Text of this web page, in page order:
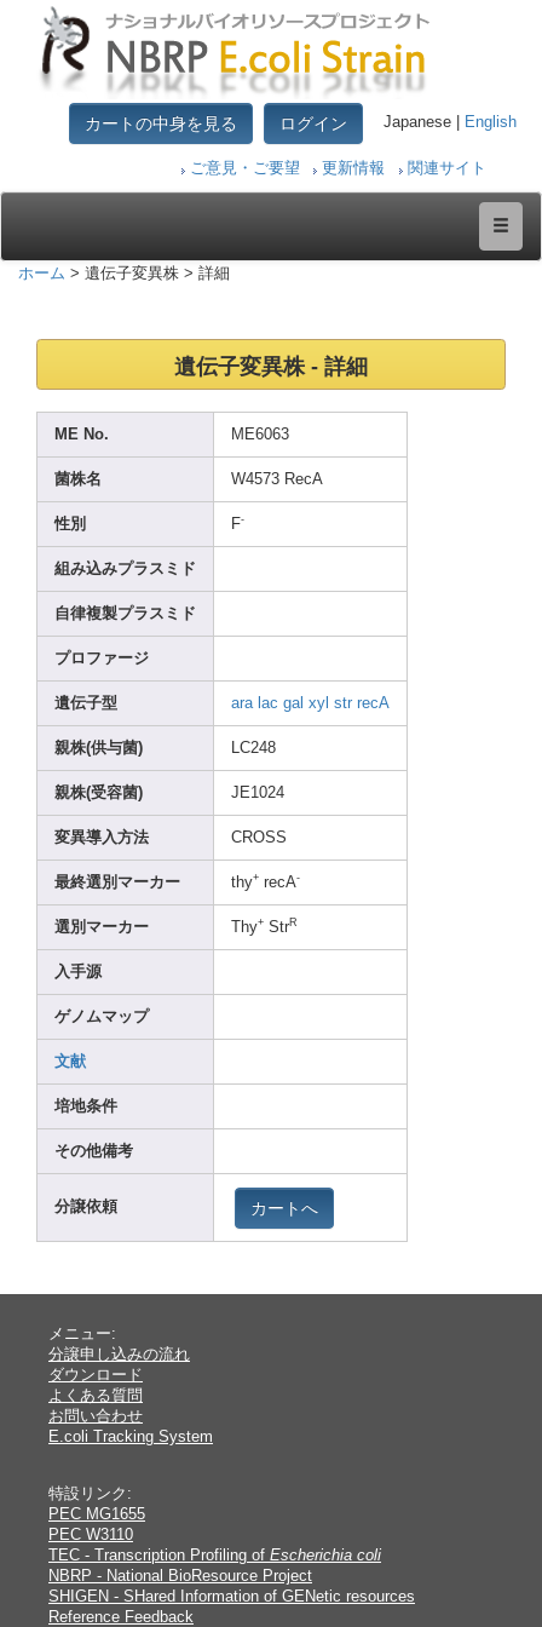
カートの中身を見る ログイン Japanese | English
ご意見・ご要望 更新情報 関連サイト
ホーム > 遺伝子変異株 > 詳細
遺伝子変異株 - 詳細
ME No. ME6063
菌株名 W4573 RecA
性別 F-
組み込みプラスミド
自律複製プラスミド
プロファージ
遺伝子型 ara lac gal xyl str recA
親株(供与菌) LC248
親株(受容菌) JE1024
変異導入方法 CROSS
最終選別マーカー thy+ recA-
選別マーカー Thy+ StrR
入手源
ゲノムマップ
文献
培地条件
その他備考
分譲依頼 カートへ
メニュー:
分譲申し込みの流れ
ダウンロード
よくある質問
お問い合わせ
E.coli Tracking System
特設リンク:
PEC MG1655
PEC W3110
TEC - Transcription Profiling of Escherichia coli
NBRP - National BioResource Project
SHIGEN - SHared Information of GENetic resources
Reference Feedback